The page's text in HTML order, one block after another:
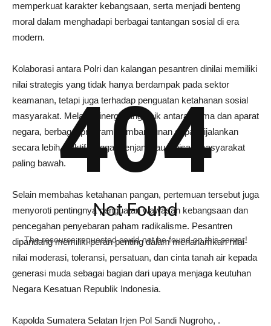
memperkuat karakter kebangsaan, serta menjadi benteng
moral dalam menghadapi berbagai tantangan sosial di era
modern.
Kolaborasi antara Polri dan kalangan pesantren dinilai memiliki
nilai strategis yang tidak hanya berdampak pada sektor
keamanan, tetapi juga terhadap penguatan ketahanan sosial
masyarakat. Melalui sinergi yang baik antara ulama dan aparat
negara, berbagai program pembangunan dapat dijalankan
secara lebih efektif hingga menjangkau lapisan masyarakat
paling bawah.
Selain membahas ketahanan pangan, pertemuan tersebut juga
menyoroti pentingnya penguatan wawasan kebangsaan dan
pencegahan penyebaran paham radikalisme. Pesantren
dipandang memiliki peran penting dalam menanamkan nilai-
nilai moderasi, toleransi, persatuan, dan cinta tanah air kepada
generasi muda sebagai bagian dari upaya menjaga keutuhan
Negara Kesatuan Republik Indonesia.
Kapolda Sumatera Selatan Irjen Pol Sandi Nugroho, .
404
Not Found
The resource requested could not be found on this server!